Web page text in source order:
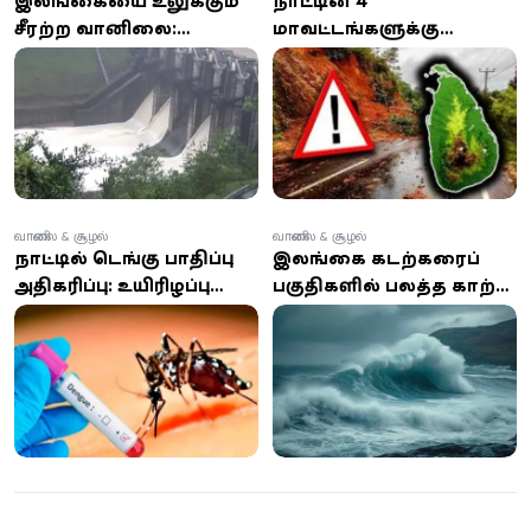
சீரற்ற வானிலை:
ஆறுகள் பெருக்கெடுப்பு,
வெள்ள எச்சரிக்கை,
போக்குவரத்து முடக்கம்!
மாவட்டங்களுக்கு
மண்சரிவு அபாய
எச்சரிக்கை: 100 மிமீ
அதிக பலத்த மழைக்கு
வாய்ப்பு
நாட்டில் டெங்கு பாதிப்பு
அதிகரிப்பு: உயிரிழப்பு
எண்ணிக்கை 31 ஆக
உயர்வு
வானிலை & சூழல்
இலங்கை கடற்கரைப்
பகுதிகளில் பலத்த காற்று
மற்றும் கடல் சீற்றம்:
சிவப்பு எச்சரிக்கை!
வானிலை & சூழல்